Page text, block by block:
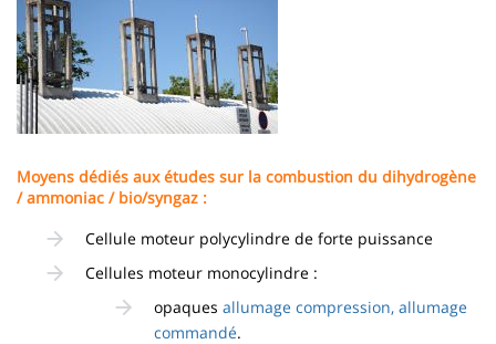
Moyens dédiés aux études sur la combustion du dihydrogène
/ ammoniac / bio/syngaz :
Cellule moteur polycylindre de forte puissance
Cellules moteur monocylindre :
opaques allumage compression, allumage
commandé.